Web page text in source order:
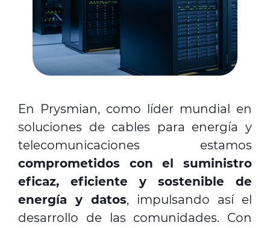
En Prysmian, como líder mundial en
soluciones de cables para energía y
telecomunicaciones estamos
comprometidos con el suministro
eficaz, eficiente y sostenible de
energía y datos, impulsando así el
desarrollo de las comunidades. Con